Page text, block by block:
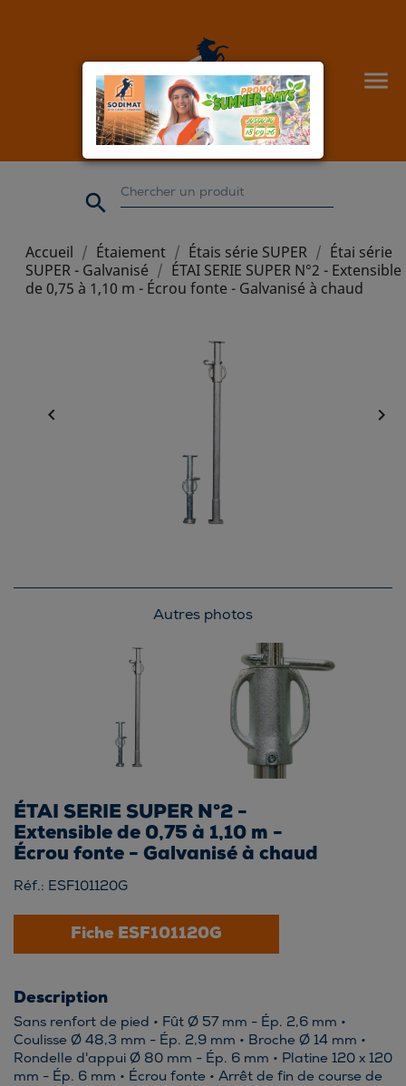


Accueil Étaiement Étais série SUPER
Étai série
SUPER - Galvanisé
ÉTAI SERIE SUPER N°2 - Extensible
de 0,75 à 1,10 m - Écrou fonte - Galvanisé à chaud
 
Autres photos
ÉTAI SERIE SUPER N°2 -
Extensible de 0,75 à 1,10 m -
Écrou fonte - Galvanisé à chaud
Réf.: ESF101120G
Fiche ESF101120G
Description
Sans renfort de pied • Fût Ø 57 mm - Ép. 2,6 mm •
Coulisse Ø 48,3 mm - Ép. 2,9 mm • Broche Ø 14 mm •
Rondelle d'appui Ø 80 mm - Ép. 6 mm • Platine 120 x 120
mm - Ép. 6 mm • Écrou fonte • Arrêt de fin de course de